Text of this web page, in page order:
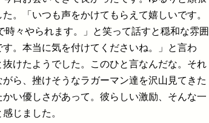
。「いつも声をかけてもらえて嬉しいです。
々やられます。」と笑って話すと穏和な雰囲
。本当に気を付けてくださいね。」と言わ
けたようでした。このひと言なんだな。それ
ら、挫けそうなラガーマン達を沢山見てきた
い優しさがあって。彼らしい激励、そんな一
じました。